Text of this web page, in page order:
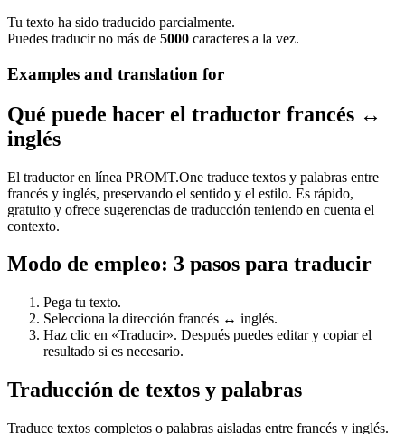
Tu texto ha sido traducido parcialmente.
Puedes traducir no más de 5000 caracteres a la vez.
Examples and translation for
Qué puede hacer el traductor francés ↔
inglés
El traductor en línea PROMT.One traduce textos y palabras entre
francés y inglés, preservando el sentido y el estilo. Es rápido,
gratuito y ofrece sugerencias de traducción teniendo en cuenta el
contexto.
Modo de empleo: 3 pasos para traducir
Pega tu texto.
Selecciona la dirección francés ↔ inglés.
Haz clic en «Traducir». Después puedes editar y copiar el
resultado si es necesario.
Traducción de textos y palabras
Traduce textos completos o palabras aisladas entre francés y inglés.